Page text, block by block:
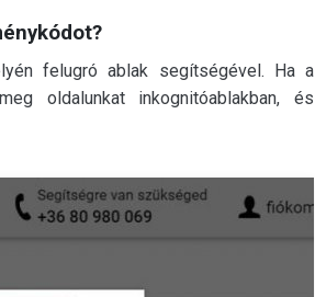
felugró ablak segítségével. Ha a
oldalunkat inkognitóablakban, és